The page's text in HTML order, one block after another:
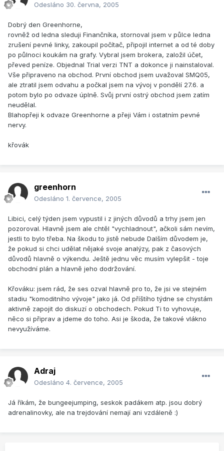
Odesláno 30. června, 2005
Dobrý den Greenhorne,
rovněž od ledna sleduji Finančníka, stornoval jsem v půlce ledna
zrušení pevné linky, zakoupil počítač, připojil internet a od té doby
po půlnoci koukám na grafy. Vybral jsem brokera, založil účet,
převed peníze. Objednal Trial verzi TNT a dokonce ji nainstaloval.
Vše připraveno na obchod. První obchod jsem uvažoval SMQ05,
ale ztratil jsem odvahu a počkal jsem na vývoj v pondělí 27.6. a
potom bylo po odvaze úplně. Svůj první ostrý obchod jsem zatím
neudělal.
Blahopřeji k odvaze Greenhorne a přeji Vám i ostatním pevné
nervy.
křovák
greenhorn
Odesláno 1. července, 2005
Libici, celý týden jsem vypustil i z jiných důvodů a trhy jsem jen
pozoroval. Hlavně jsem ale chtěl "vychladnout", ačkoli sám nevím,
jestli to bylo třeba. Na škodu to jistě nebude Dalším důvodem je,
že pokud si chci udělat nějaké svoje analýzy, pak z časových
důvodů hlavně o výkendu. Ještě jednu věc musím vylepšit - toje
obchodní plán a hlavně jeho dodržování.
Křováku: jsem rád, že ses ozval hlavně pro to, že jsi ve stejném
stadiu "komoditního vývoje" jako já. Od příštího týdne se chystám
aktivně zapojit do diskuzí o obchodech. Pokud Ti to vyhovuje,
něco si připrav a jdeme do toho. Asi je škoda, že takové vlákno
nevyužíváme.
Adraj
Odesláno 4. července, 2005
Já říkám, že bungeejumping, seskok padákem atp. jsou dobrý
adrenalinovky, ale na trejdování nemají ani vzdáleně :)